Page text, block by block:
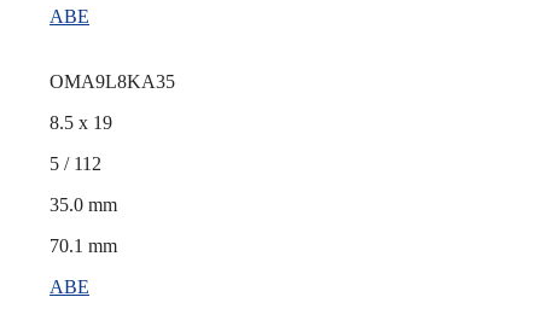
ABE
OMA9L8KA35
8.5 x 19
5 / 112
35.0 mm
70.1 mm
ABE